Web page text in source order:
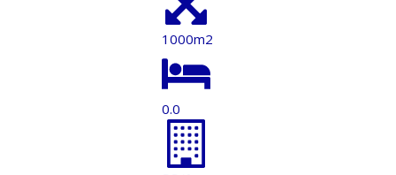
1000m2
0.0